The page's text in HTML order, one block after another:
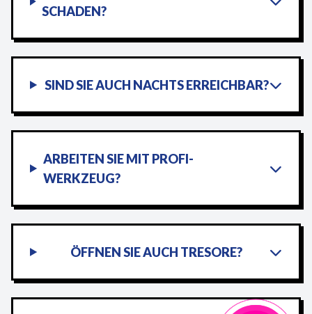
SCHADEN?
SIND SIE AUCH NACHTS ERREICHBAR?
ARBEITEN SIE MIT PROFI-
WERKZEUG?
ÖFFNEN SIE AUCH TRESORE?